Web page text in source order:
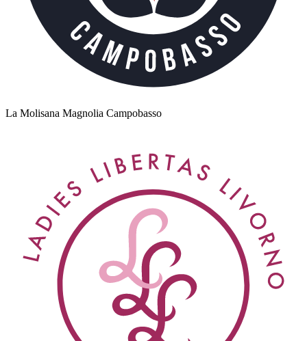
La Molisana Magnolia Campobasso